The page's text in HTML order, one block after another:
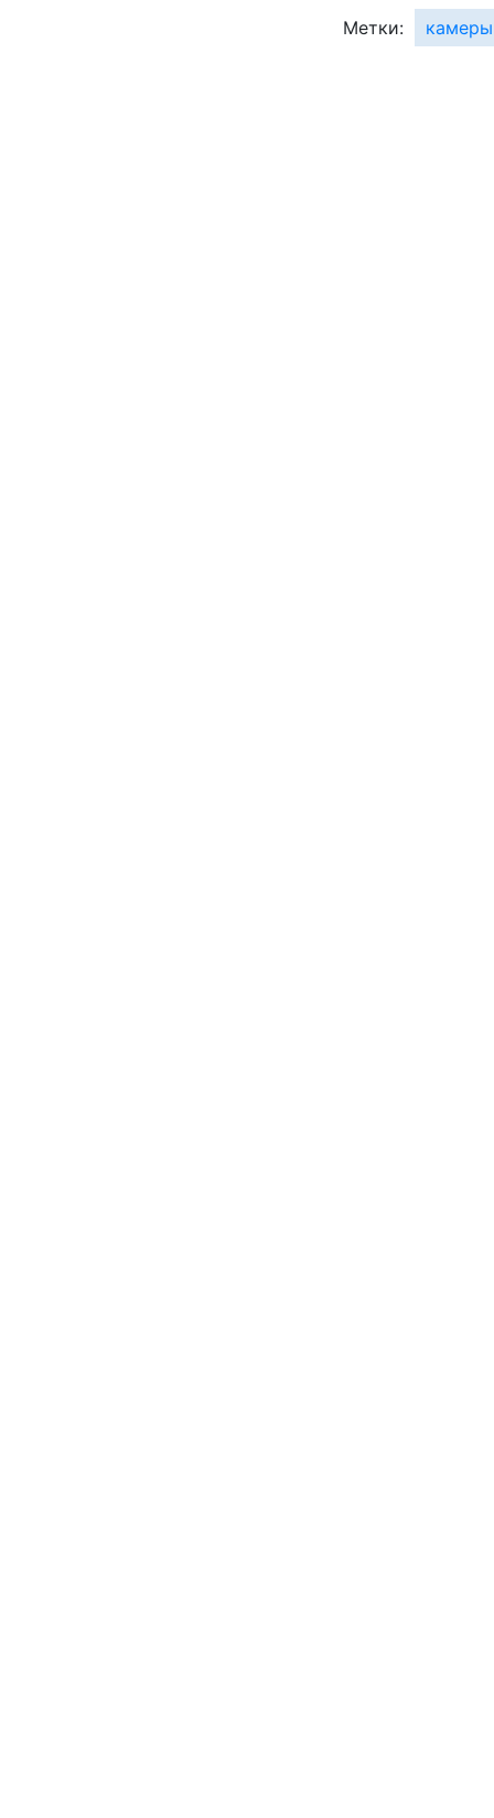
Метки: камеры